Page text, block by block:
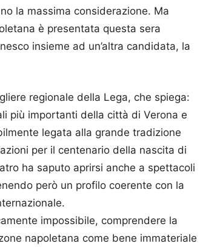
la massima considerazione. Ma
è presentata questa sera
insieme ad un’altra candidata, la
regionale della Lega, che spiega:
più importanti della città di Verona e
legata alla grande tradizione
per il centenario della nascita di
ha saputo aprirsi anche a spettacoli
però un profilo coerente con la
impossibile, comprendere la
napoletana come bene immateriale